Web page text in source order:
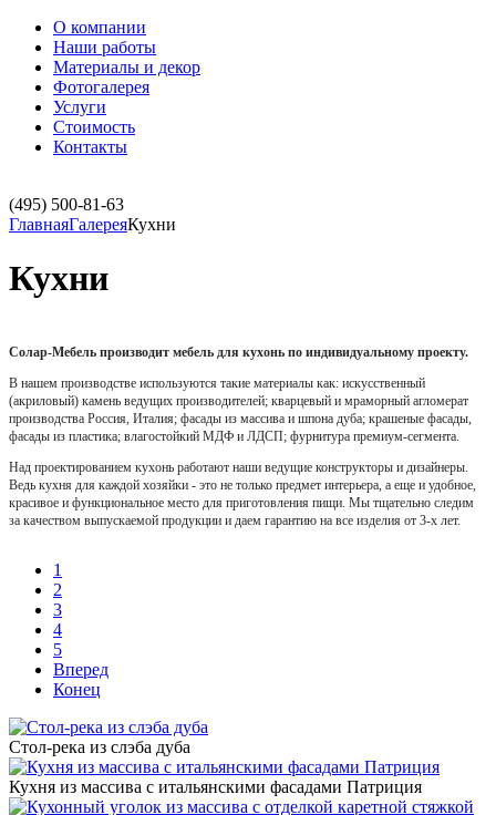
О компании
Наши работы
Материалы и декор
Фотогалерея
Услуги
Стоимость
Контакты
(495) 500-81-63
ГлавнаяГалереяКухни
Кухни
Солар-Мебель производит мебель для кухонь по индивидуальному проекту.
В нашем производстве используются такие материалы как: искусственный
(акриловый) камень ведущих производителей; кварцевый и мраморный агломерат
производства Россия, Италия; фасады из массива и шпона дуба; крашеные фасады,
фасады из пластика; влагостойкий МДФ и ЛДСП; фурнитура премиум-сегмента.
Над проектированием кухонь работают наши ведущие конструкторы и дизайнеры.
Ведь кухня для каждой хозяйки - это не только предмет интерьера, а еще и удобное,
красивое и функциональное место для приготовления пищи. Мы тщательно следим
за качеством выпускаемой продукции и даем гарантию на все изделия от 3-х лет.
1
2
3
4
5
Вперед
Конец
Стол-река из слэба дуба
Кухня из массива с итальянскими фасадами Патриция